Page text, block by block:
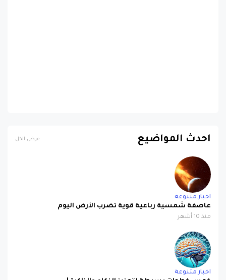
اخبار متنوعة
عاصفة شمسية رباعية قوية تضرب الأرض اليوم
منذ 10 أشهر
اخبار متنوعة
خمس خطوات بسيطة لتعزيز الذكاء والذاكرة !
منذ 11 شهرًا